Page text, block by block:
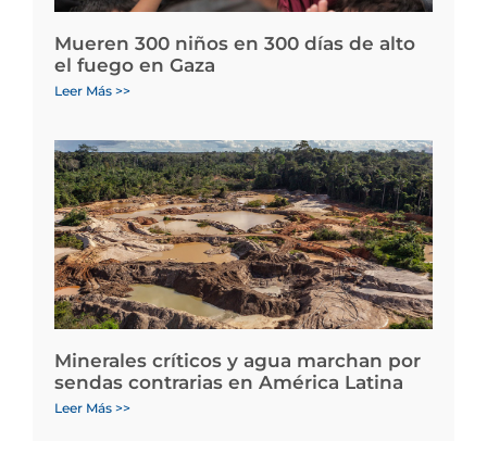
Mueren 300 niños en 300 días de alto
el fuego en Gaza
Leer Más >>
Minerales críticos y agua marchan por
sendas contrarias en América Latina
Leer Más >>